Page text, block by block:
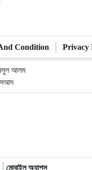
Condition Privacy
আলম
মোবাইল অ্যাপস